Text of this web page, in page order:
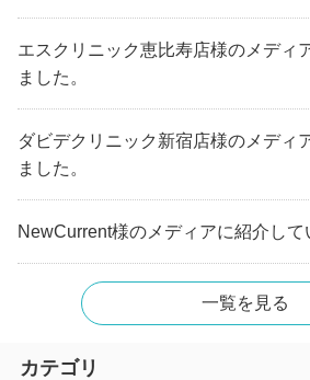
エスクリニック恵比寿店様のメディ
ました。
ダビデクリニック新宿店様のメディ
ました。
NewCurrent様のメディアに紹介して
一覧を見る
カテゴリ